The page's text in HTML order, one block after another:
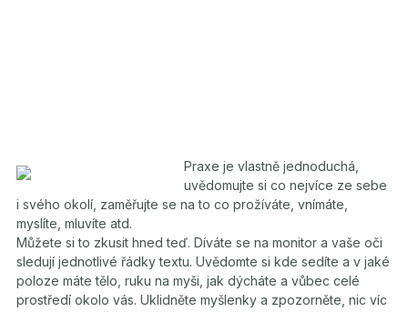
Praxe je vlastně jednoduchá,
uvědomujte si co nejvíce ze sebe
i svého okolí, zaměřujte se na to co prožíváte, vnímáte,
myslíte, mluvíte atd.
Můžete si to zkusit hned teď. Díváte se na monitor a vaše oči
sledují jednotlivé řádky textu. Uvědomte si kde sedíte a v jaké
poloze máte tělo, ruku na myši, jak dýcháte a vůbec celé
prostředí okolo vás. Uklidněte myšlenky a zpozorněte, nic víc